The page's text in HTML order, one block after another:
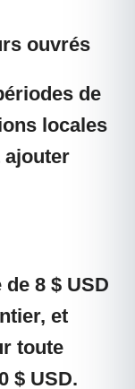
ouvrés
de
locales
ajouter
de 8 $ USD
et
toute
$ USD.